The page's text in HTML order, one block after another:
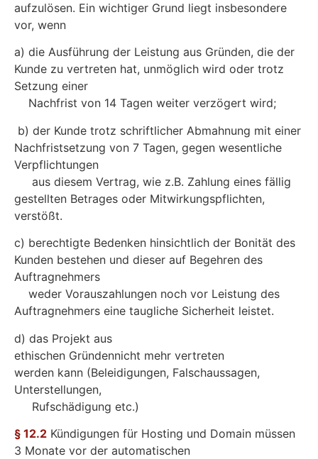
aufzulösen. Ein wichtiger Grund liegt insbesondere
vor, wenn
a) die Ausführung der Leistung aus Gründen, die der
Kunde zu vertreten hat, unmöglich wird oder trotz
Setzung einer
Nachfrist von 14 Tagen weiter verzögert wird;
b) der Kunde trotz schriftlicher Abmahnung mit einer
Nachfristsetzung von 7 Tagen, gegen wesentliche
Verpflichtungen
aus diesem Vertrag, wie z.B. Zahlung eines fällig
gestellten Betrages oder Mitwirkungspflichten,
verstößt.
c) berechtigte Bedenken hinsichtlich der Bonität des
Kunden bestehen und dieser auf Begehren des
Auftragnehmers
weder Vorauszahlungen noch vor Leistung des
Auftragnehmers eine taugliche Sicherheit leistet.
d) das Projekt aus
ethischen Gründennicht mehr vertreten
werden kann (Beleidigungen, Falschaussagen,
Unterstellungen,
Rufschädigung etc.)
§ 12.2 Kündigungen für Hosting und Domain müssen
3 Monate vor der automatischen